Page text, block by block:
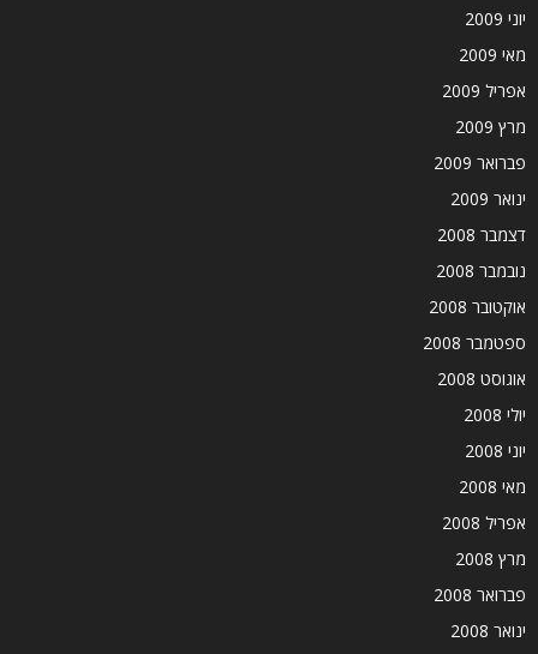
יוני 2009
מאי 2009
אפריל 2009
מרץ 2009
פברואר 2009
ינואר 2009
דצמבר 2008
נובמבר 2008
אוקטובר 2008
ספטמבר 2008
אוגוסט 2008
יולי 2008
יוני 2008
מאי 2008
אפריל 2008
מרץ 2008
פברואר 2008
ינואר 2008